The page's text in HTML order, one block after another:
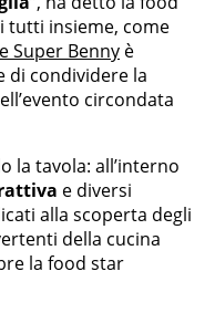
tutti insieme, come
Super Benny è
di condividere la
circondata
la tavola: all’interno
e diversi
alla scoperta degli
della cucina
la food star